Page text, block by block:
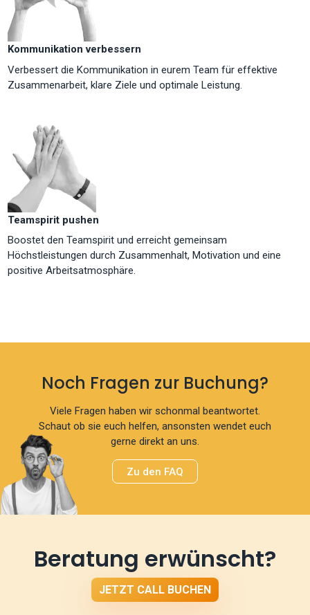
Kommunikation verbessern
Verbessert die Kommunikation in eurem Team für effektive
Zusammenarbeit, klare Ziele und optimale Leistung.
Teamspirit pushen
Boostet den Teamspirit und erreicht gemeinsam
Höchstleistungen durch Zusammenhalt, Motivation und eine
positive Arbeitsatmosphäre.
Noch Fragen zur Buchung?
Viele Fragen haben wir schonmal beantwortet.
Schaut ob sie euch helfen, ansonsten wendet euch
gerne direkt an uns.
Zu den FAQ
Beratung erwünscht?
JETZT CALL BUCHEN